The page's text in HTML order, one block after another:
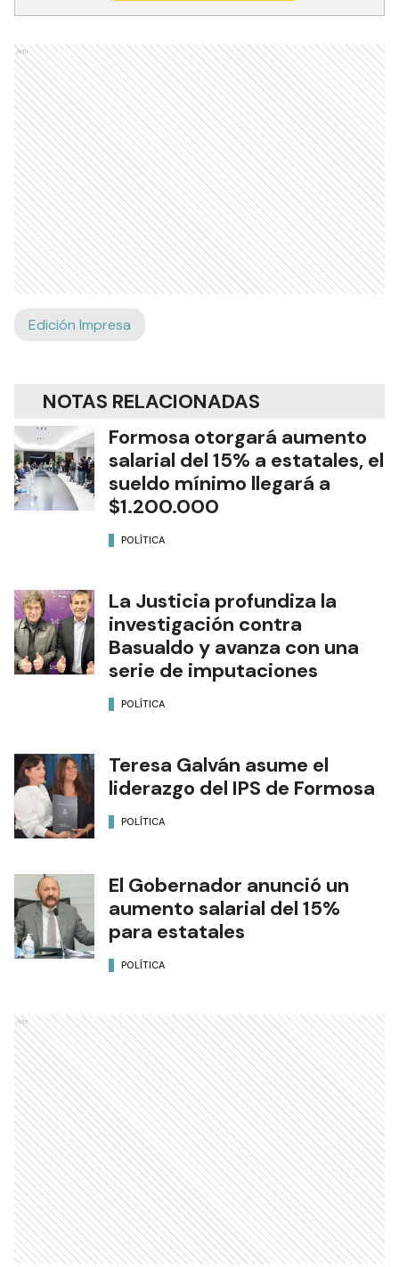
Ads
Edición Impresa
NOTAS RELACIONADAS
Formosa otorgará aumento
salarial del 15% a estatales, el
sueldo mínimo llegará a
$1.200.000
POLÍTICA
La Justicia profundiza la
investigación contra
Basualdo y avanza con una
serie de imputaciones
POLÍTICA
Teresa Galván asume el
liderazgo del IPS de Formosa
POLÍTICA
El Gobernador anunció un
aumento salarial del 15%
para estatales
POLÍTICA
Ads